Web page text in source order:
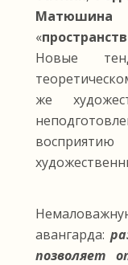
Матюшина
«
Новые
же
авангарда:
позволяет